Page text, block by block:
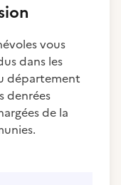
vous
dans les
département
denrées
de la